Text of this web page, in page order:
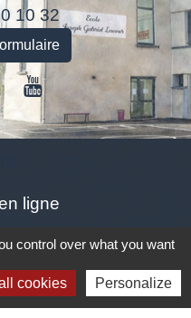
10 32
ligne
control over what you want
cookies Personalize